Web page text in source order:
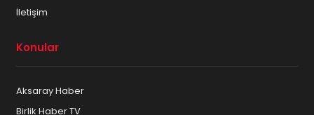
İletişim
Konular
Aksaray Haber
Birlik Haber TV